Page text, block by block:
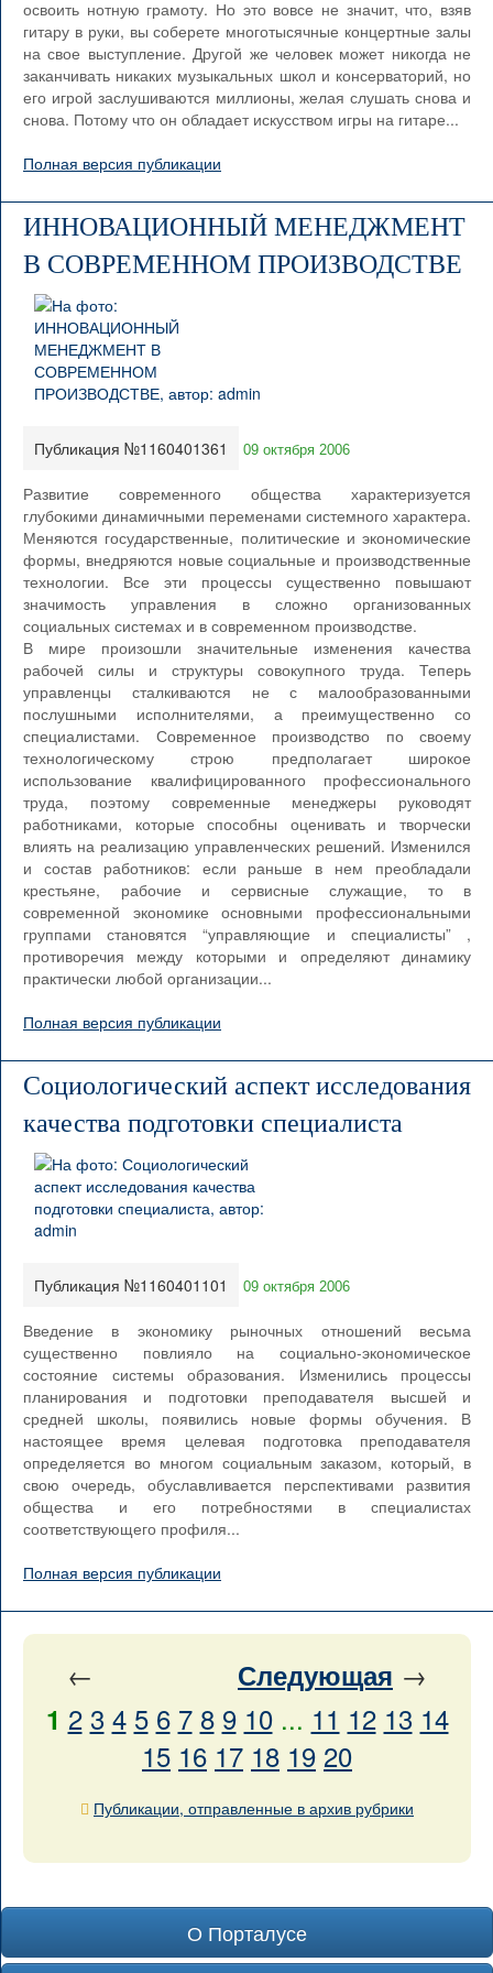
освоить нотную грамоту. Но это вовсе не значит, что, взяв
гитару в руки, вы соберете многотысячные концертные залы
на свое выступление. Другой же человек может никогда не
заканчивать никаких музыкальных школ и консерваторий, но
его игрой заслушиваются миллионы, желая слушать снова и
снова. Потому что он обладает искусством игры на гитаре...
Полная версия публикации
ИННОВАЦИОННЫЙ МЕНЕДЖМЕНТ
В СОВРЕМЕННОМ ПРОИЗВОДСТВЕ
Публикация №1160401361 09 октября 2006
Развитие современного общества характеризуется
глубокими динамичными переменами системного характера.
Меняются государственные, политические и экономические
формы, внедряются новые социальные и производственные
технологии. Все эти процессы существенно повышают
значимость управления в сложно организованных
социальных системах и в современном производстве.
В мире произошли значительные изменения качества
рабочей силы и структуры совокупного труда. Теперь
управленцы сталкиваются не с малообразованными
послушными исполнителями, а преимущественно со
специалистами. Современное производство по своему
технологическому строю предполагает широкое
использование квалифицированного профессионального
труда, поэтому современные менеджеры руководят
работниками, которые способны оценивать и творчески
влиять на реализацию управленческих решений. Изменился
и состав работников: если раньше в нем преобладали
крестьяне, рабочие и сервисные служащие, то в
современной экономике основными профессиональными
группами становятся “управляющие и специалисты” ,
противоречия между которыми и определяют динамику
практически любой организации...
Полная версия публикации
Социологический аспект исследования
качества подготовки специалиста
Публикация №1160401101 09 октября 2006
Введение в экономику рыночных отношений весьма
существенно повлияло на социально-экономическое
состояние системы образования. Изменились процессы
планирования и подготовки преподавателя высшей и
средней школы, появились новые формы обучения. В
настоящее время целевая подготовка преподавателя
определяется во многом социальным заказом, который, в
свою очередь, обуславливается перспективами развития
общества и его потребностями в специалистах
соответствующего профиля...
Полная версия публикации
← Следующая →
1 2 3 4 5 6 7 8 9 10... 11 12 13 14
15 16 17 18 19 20
Публикации, отправленные в архив рубрики
О Порталусе